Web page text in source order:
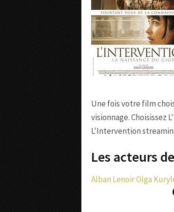
Une fois votre film
visionnage. Choisissez
L'Intervention
Les acteurs
Alban LenoirOlga